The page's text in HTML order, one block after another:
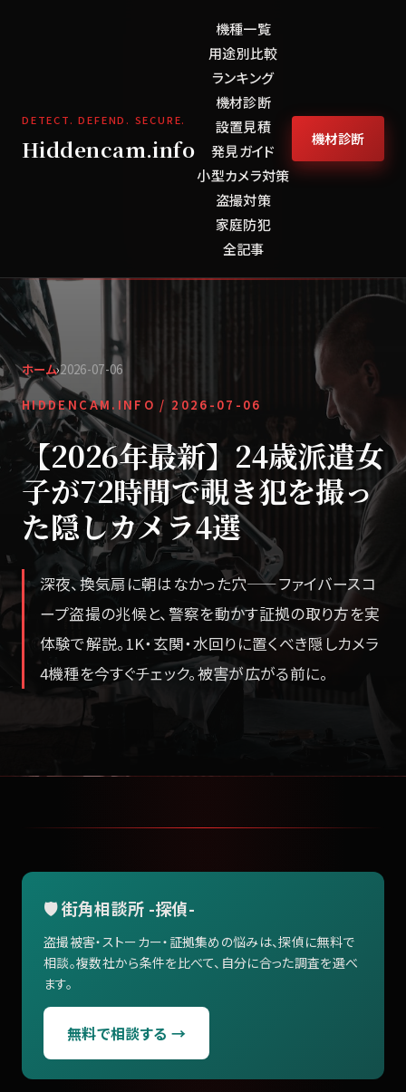
DETECT. DEFEND. SECURE.
Hiddencam.info
機種一覧
用途別比較
ランキング
機材診断
設置見積
発見ガイド
小型カメラ対策
盗撮対策
家庭防犯
全記事
機材診断
ホーム›2026-07-06
HIDDENCAM.INFO / 2026-07-06
【2026年最新】24歳派遣女
子が72時間で覗き犯を撮っ
た隠しカメラ4選
深夜、換気扇に朝はなかった穴——ファイバースコ
ープ盗撮の兆候と、警察を動かす証拠の取り方を実
体験で解説。1K・玄関・水回りに置くべき隠しカメラ
4機種を今すぐチェック。被害が広がる前に。
🛡️ 街角相談所 -探偵-
盗撮被害・ストーカー・証拠集めの悩みは、探偵に無料で
相談。複数社から条件を比べて、自分に合った調査を選べ
ます。
無料で相談する →